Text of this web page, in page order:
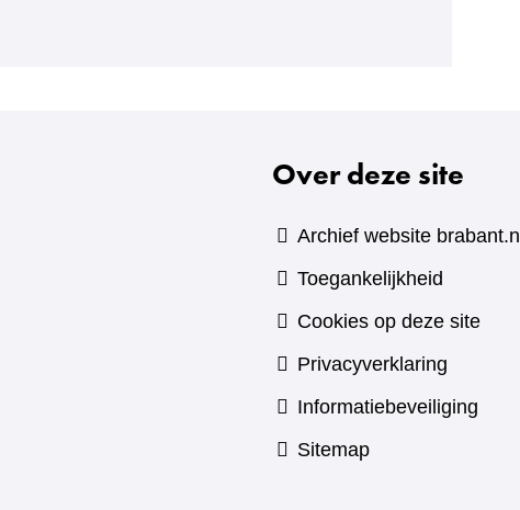
Over deze site
Archief website brabant.nl
Toegankelijkheid
Cookies op deze site
Privacyverklaring
Informatiebeveiliging
Sitemap